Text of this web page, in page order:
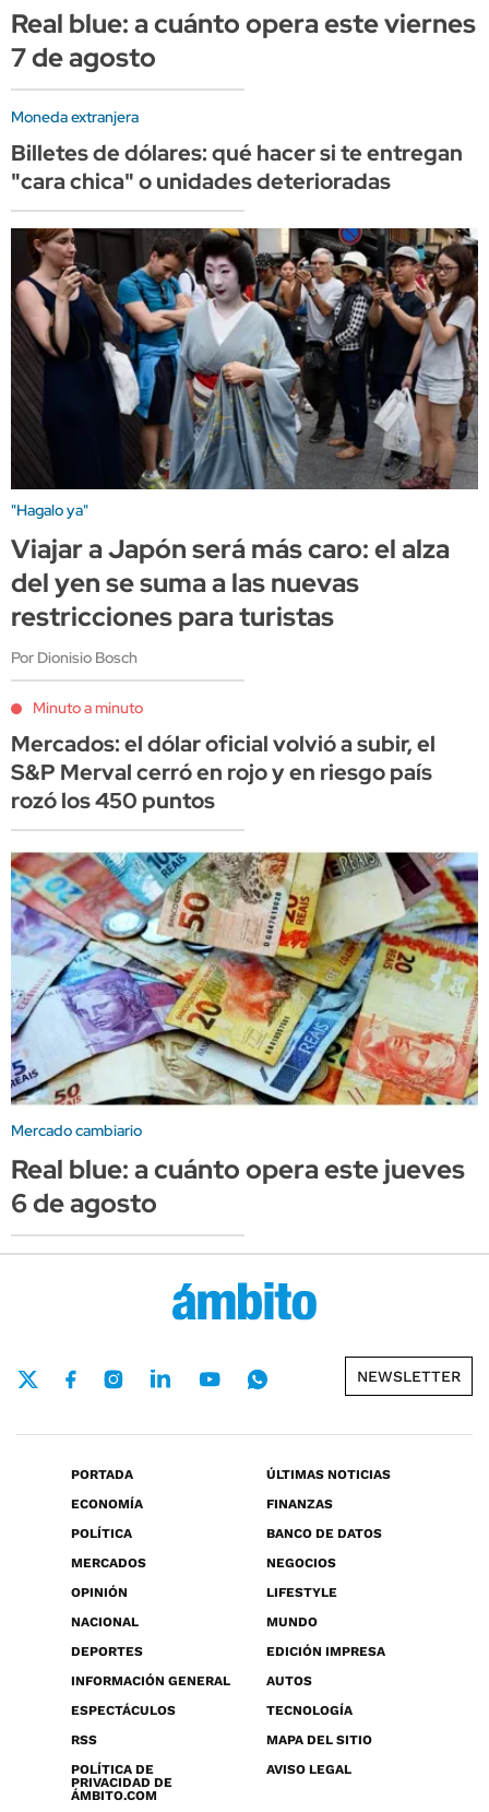
Real blue: a cuánto opera este viernes
7 de agosto
Moneda extranjera
Billetes de dólares: qué hacer si te entregan
"cara chica" o unidades deterioradas
"Hagalo ya"
Viajar a Japón será más caro: el alza
del yen se suma a las nuevas
restricciones para turistas
Por Dionisio Bosch
Minuto a minuto
Mercados: el dólar oficial volvió a subir, el
S&P Merval cerró en rojo y en riesgo país
rozó los 450 puntos
Mercado cambiario
Real blue: a cuánto opera este jueves
6 de agosto
NEWSLETTER
PORTADA
ÚLTIMAS NOTICIAS
ECONOMÍA
FINANZAS
POLÍTICA
BANCO DE DATOS
MERCADOS
NEGOCIOS
OPINIÓN
LIFESTYLE
NACIONAL
MUNDO
DEPORTES
EDICIÓN IMPRESA
INFORMACIÓN GENERAL
AUTOS
ESPECTÁCULOS
TECNOLOGÍA
RSS
MAPA DEL SITIO
POLÍTICA DE
PRIVACIDAD DE
ÁMBITO.COM
AVISO LEGAL